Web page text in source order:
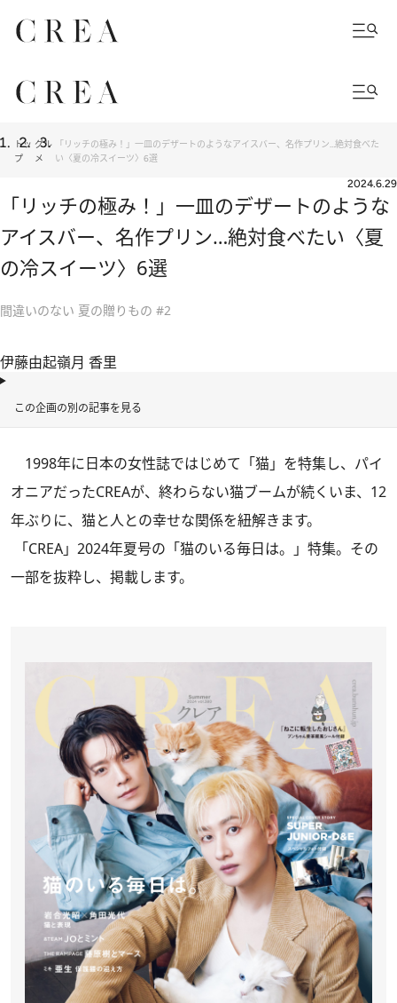
トッ
プ
グル
メ
「リッチの極み！」一皿のデザートのようなアイスバー、名作プリン…絶対食べた
い〈夏の冷スイーツ〉6選
2024.6.29
「リッチの極み！」一皿のデザートのような
アイスバー、名作プリン…絶対食べたい〈夏
の冷スイーツ〉6選
間違いのない 夏の贈りもの #2
伊藤由起嶺月 香里
この企画の別の記事を見る
1998年に日本の女性誌ではじめて「猫」を特集し、パイ
オニアだったCREAが、終わらない猫ブームが続くいま、12
年ぶりに、猫と人との幸せな関係を紐解きます。
「CREA」2024年夏号の「猫のいる毎日は。」特集。その
一部を抜粋し、掲載します。